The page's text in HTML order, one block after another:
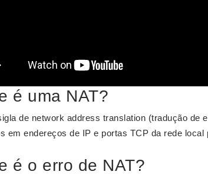
é uma NAT?
de network address translation (tradução de
em endereços de IP e portas TCP da rede local
é o erro de NAT?